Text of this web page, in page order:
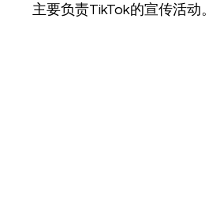
主要负责TikTok的宣传活动。